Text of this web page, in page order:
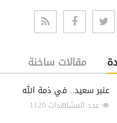
مقالات ساخنة
عنبر سعيد.. في ذمة الله
عدد المشاهدات 1120